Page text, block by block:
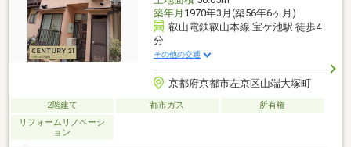
築年月 1970年3月(築56年6ヶ月)
叡山電鉄叡山本線 宝ケ池駅 徒歩4
分
その他の交通
京都府京都市左京区山端大塚町
2階建て 都市ガス
所有権
リフォームリノベーシ
ョン